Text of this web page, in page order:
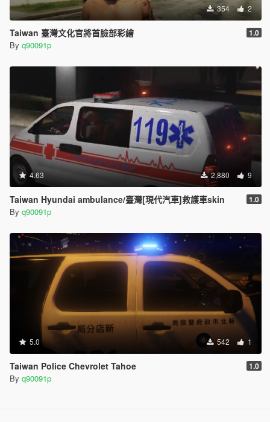
354 2
Taiwan 臺灣文化官將首臉部彩繪 1.0
By q90091p
4.63 2,880 9
Taiwan Hyundai ambulance/臺灣[現代汽車]救護車skin 1.0
By q90091p
5.0 542 1
Taiwan Police Chevrolet Tahoe 1.0
By q90091p